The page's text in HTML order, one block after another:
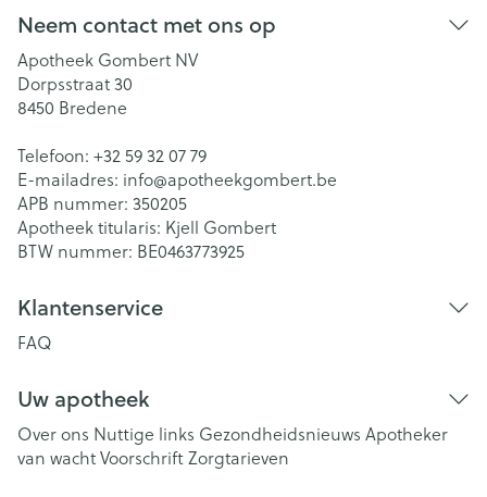
Neem contact met ons op
Apotheek Gombert NV
Dorpsstraat 30
8450 Bredene
Telefoon: +32 59 32 07 79
E-mailadres: info@apotheekgombert.be
APB nummer: 350205
Apotheek titularis: Kjell Gombert
BTW nummer: BE0463773925
Klantenservice
FAQ
Uw apotheek
Over ons Nuttige links Gezondheidsnieuws Apotheker
van wachtVoorschriftZorgtarieven